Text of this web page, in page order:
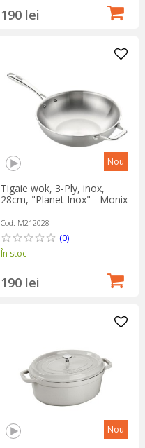
190 lei
Nou
Tigaie wok, 3-Ply, inox,
28cm, "Planet Inox" - Monix
Cod: M212028
(0)
În stoc
190 lei
Nou